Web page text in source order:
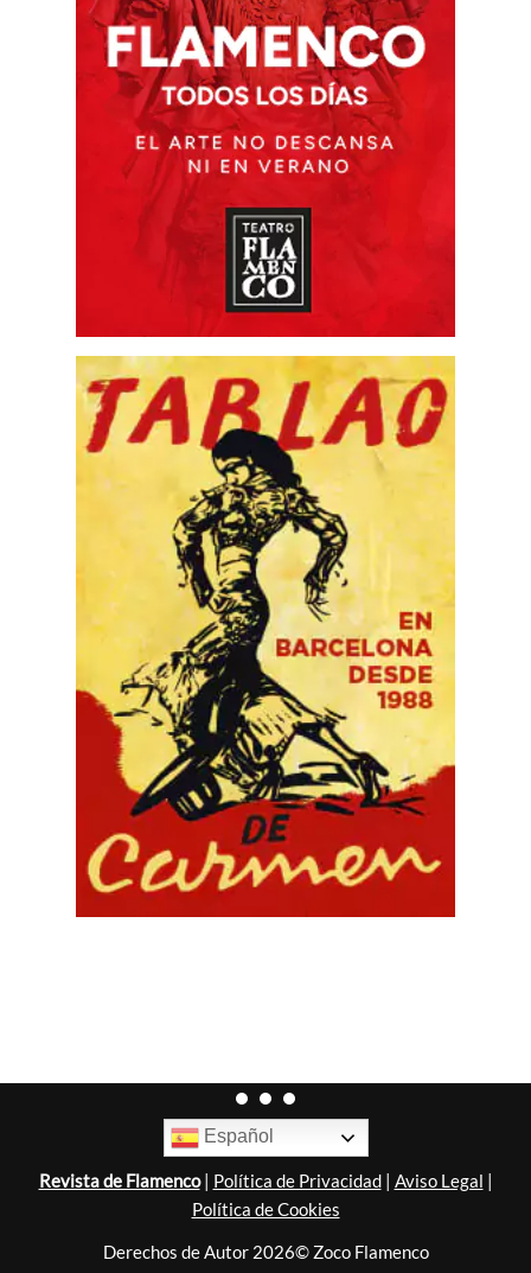
Español
Revista de Flamenco| Política de Privacidad| Aviso Legal |
Política de Cookies
Derechos de Autor 2026© Zoco Flamenco